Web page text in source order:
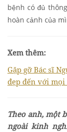
bệnh có đủ
hoàn cảnh của
Xem thêm:
Gặp gỡ Bác sĩ
đẹp đến với
Theo anh, một
ngoài kinh